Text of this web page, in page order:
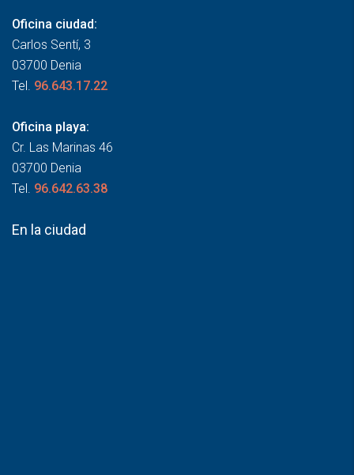
Oficina ciudad:
Carlos Sentí, 3
03700 Denia
Tel. 96.643.17.22
Oficina playa:
Cr. Las Marinas 46
03700 Denia
Tel. 96.642.63.38
En la ciudad